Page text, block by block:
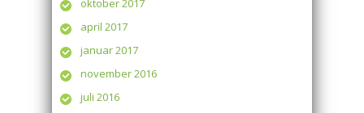
oktober 2017
april 2017
januar 2017
november 2016
juli 2016